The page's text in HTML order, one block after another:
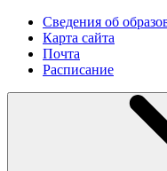
Сведения об
Карта сайта
Почта
Расписание